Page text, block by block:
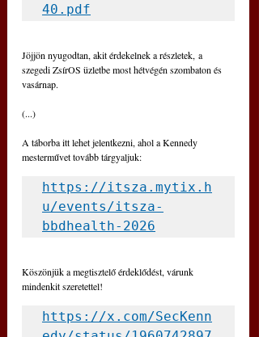
40.pdf
Jöjjön nyugodtan, akit érdekelnek a részletek, a
szegedi ZsírOS üzletbe most hétvégén szombaton és
vasárnap.
(...)
A táborba itt lehet jelentkezni, ahol a Kennedy
mesterművet tovább tárgyaljuk:
https://itsza.mytix.h
u/events/itsza-
bbdhealth-2026
Köszönjük a megtisztelő érdeklődést, várunk
mindenkit szeretettel!
https://x.com/SecKenn